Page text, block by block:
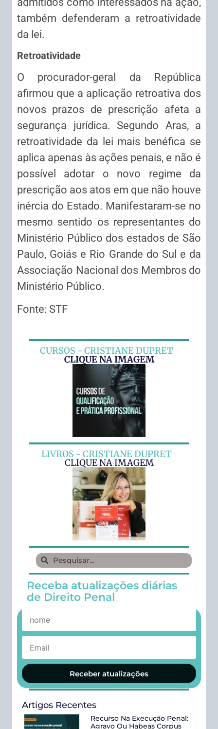
também defenderam a retroatividade
da lei.
Retroatividade
O procurador-geral da República
afirmou que a aplicação retroativa dos
novos prazos de prescrição afeta a
segurança jurídica. Segundo Aras, a
retroatividade da lei mais benéfica se
aplica apenas às ações penais, e não é
possível adotar o novo regime da
prescrição aos atos em que não houve
inércia do Estado. Manifestaram-se no
mesmo sentido os representantes do
Ministério Público dos estados de São
Paulo, Goiás e Rio Grande do Sul e da
Associação Nacional dos Membros do
Ministério Público.
Fonte: STF
CURSOS - CRISTIANE DUPRET
CLIQUE NA IMAGEM
LIVROS - CRISTIANE DUPRET
CLIQUE NA IMAGEM
Receba atualizações diárias
de Direito Penal
Receber atualizações
Artigos Recentes
Recurso Na Execução Penal:
Agravo Ou Habeas Corpus